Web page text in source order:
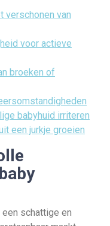
verschonen van
voor actieve
broeken of
babyhuid irriteren
een jurkje groeien
schattige en